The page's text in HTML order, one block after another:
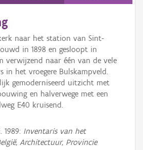
naar het station van Sint-
in 1898 en gesloopt in
verwijzend naar één van de vele
in het vroegere Bulskampveld.
gemoderniseerd uitzicht met
en halverwege met een
E40 kruisend.
1989: Inventaris van het
Architectuur, Provincie